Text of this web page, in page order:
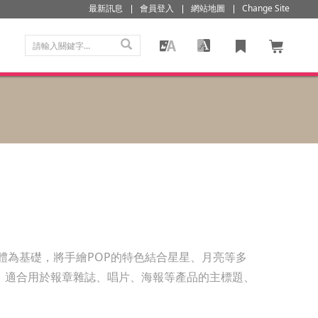
最新訊息 會員登入 網站地圖 Change Site
基礎，將手繪POP的特色結合星星、月亮等多
合用於報章雜誌、唱片、海報等產品的主標題、